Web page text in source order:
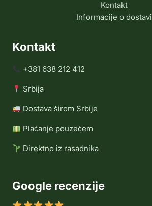
Kontakt
Informacije o dostavi
Kontakt
+381 638 212 412
Srbija
Dostava širom Srbije
Plaćanje pouzećem
Direktno iz rasadnika
Google recenzije